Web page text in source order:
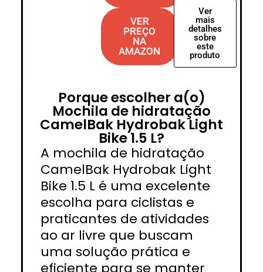
VER
PREÇO
NA
AMAZON
Ver
mais
detalhes
sobre
este
produto
Porque escolher a(o)
Mochila de hidratação
CamelBak Hydrobak Light
Bike 1.5 L?
A mochila de hidratação
CamelBak Hydrobak Light
Bike 1.5 L é uma excelente
escolha para ciclistas e
praticantes de atividades
ao ar livre que buscam
uma solução prática e
eficiente para se manter